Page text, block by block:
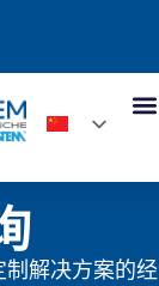
解决方案的经